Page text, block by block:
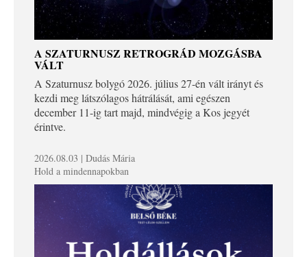
A SZATURNUSZ RETROGRÁD MOZGÁSBA
VÁLT
A Szaturnusz bolygó 2026. július 27-én vált irányt és
kezdi meg látszólagos hátrálását, ami egészen
december 11-ig tart majd, mindvégig a Kos jegyét
érintve.
2026.08.03 | Dudás Mária
Hold a mindennapokban